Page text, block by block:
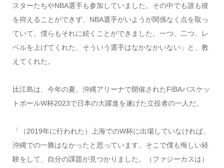
スターたちやNBA選手も参加していました。その中でも誰も彼
を抑えることができず、NBA選手がいようが関係なく点を取っ
ていて、僕らもそれに続くことができました。一つ、二つ、レ
ベルを上げてくれた、そういう選手はなかなかいない」と、教
えてくれた。
比江島は、今年の夏、沖縄アリーナで開催されたFIBAバスケッ
トボールW杯2023で日本の大躍進を遂げた立役者の一人だ。
「（2019年に行われた）上海でのW杯に出場していなければ、
沖縄での一勝はなかったと思っています。そこで僕も悔しい経
験をして、自分の課題が見つかりました。（ファジーカスは）